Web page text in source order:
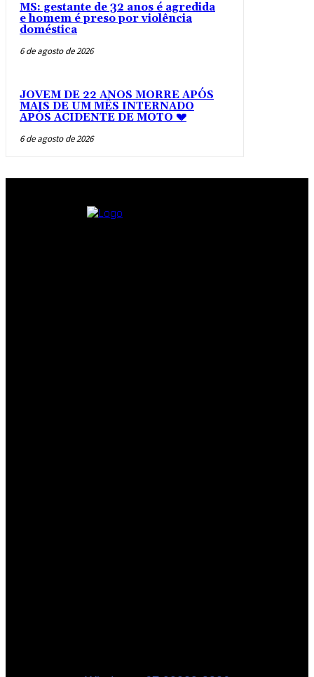
MS: gestante de 32 anos é agredida
e homem é preso por violência
doméstica
6 de agosto de 2026
JOVEM DE 22 ANOS MORRE APÓS
MAIS DE UM MÊS INTERNADO
APÓS ACIDENTE DE MOTO 💔
6 de agosto de 2026